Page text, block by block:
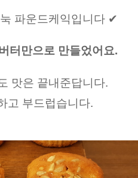
파운드케익입니다 ✔
터만으로 만들었어요.
맛은 끝내준답니다.
고 부드럽습니다.